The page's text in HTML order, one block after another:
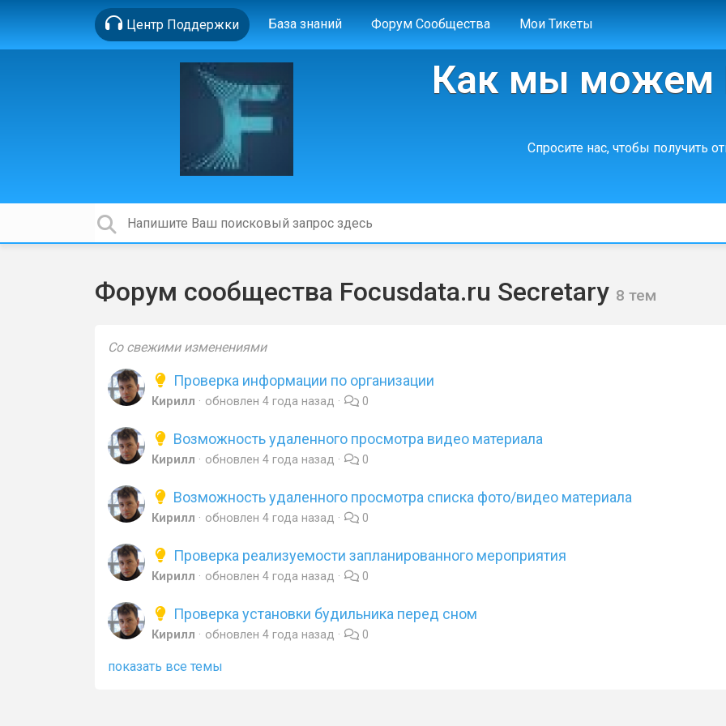
Центр Поддержки База знаний Форум Сообщества Мои Тикеты
Как мы можем
Спросите нас, чтобы получить
Форум сообщества Focusdata.ru Secretary 8 тем
Со свежими изменениями
Проверка информации по организации
Кирилл обновлен 4 года назад 0
Возможность удаленного просмотра видео материала
Кирилл обновлен 4 года назад 0
Возможность удаленного просмотра списка фото/видео материала
Кирилл обновлен 4 года назад 0
Проверка реализуемости запланированного мероприятия
Кирилл обновлен 4 года назад 0
Проверка установки будильника перед сном
Кирилл обновлен 4 года назад 0
показать все темы